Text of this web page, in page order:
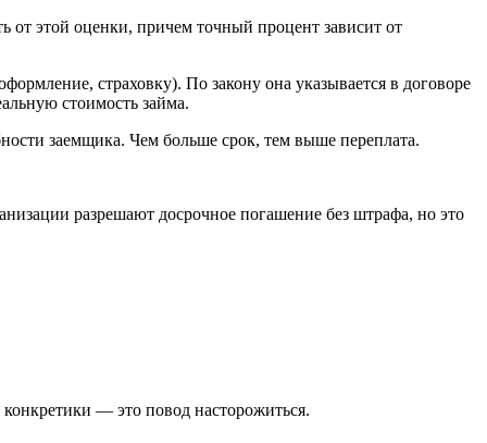
от этой оценки, причем точный процент зависит от
страховку). По закону она указывается в договоре
стоимость займа.
заемщика. Чем больше срок, тем выше переплата.
разрешают досрочное погашение без штрафа, но это
— это повод насторожиться.